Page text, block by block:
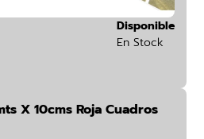
Disponible
En Stock
X 10cms Roja Cuadros